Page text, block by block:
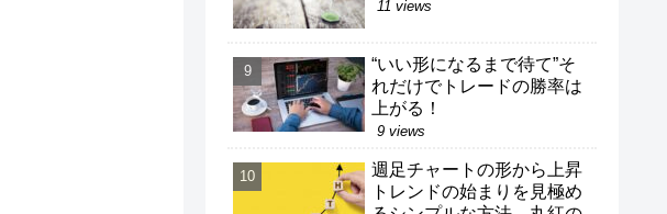
11 views
“いい形になるまで待て”そ
れだけでトレードの勝率は
上がる！
9 views
週足チャートの形から上昇
トレンドの始まりを見極め